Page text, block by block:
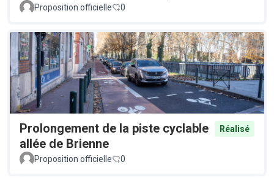
Proposition officielle 0
Prolongement de la piste cyclable
allée de Brienne
Réalisé
Proposition officielle 0